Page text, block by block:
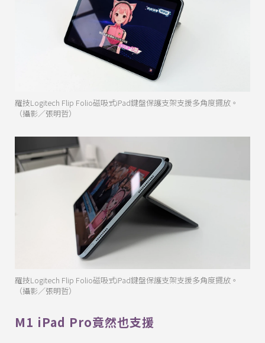
羅技Logitech Flip Folio磁吸式iPad鍵盤保護支架支援多角度擺放。
（攝影／張明哲）
羅技Logitech Flip Folio磁吸式iPad鍵盤保護支架支援多角度擺放。
（攝影／張明哲）
M1 iPad Pro竟然也支援